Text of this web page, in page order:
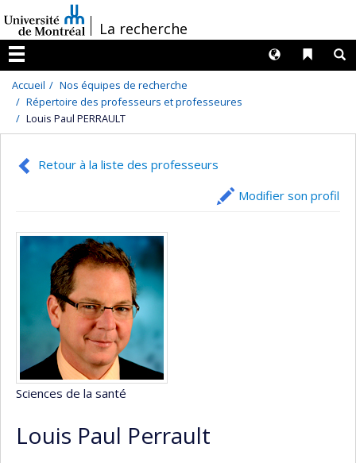
au
contenu
/La recherche
Menu
Liens
Langues
Accueil
Nos équipes de recherche
Répertoire des professeurs et professeures
Louis Paul PERRAULT
Retour à la liste des professeurs
Modifier son profil
Sciences de la santé
Louis Paul Perrault